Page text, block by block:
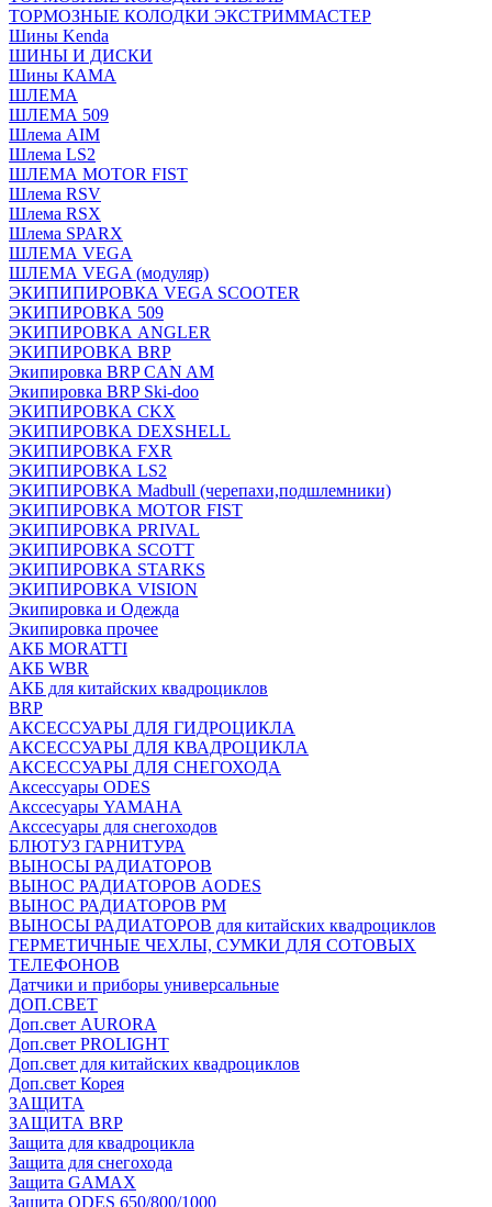
ТОРМОЗНЫЕ КОЛОДКИ ЭКСТРИММАСТЕР
Шины Kenda
ШИНЫ И ДИСКИ
Шины КАМА
ШЛЕМА
ШЛЕМА 509
Шлема AIM
Шлема LS2
ШЛЕМА MOTOR FIST
Шлема RSV
Шлема RSX
Шлема SPARX
ШЛЕМА VEGA
ШЛЕМА VEGA (модуляр)
ЭКИПИПИРОВКА VEGA SCOOTER
ЭКИПИРОВКА 509
ЭКИПИРОВКА ANGLER
ЭКИПИРОВКА BRP
Экипировка BRP CAN AM
Экипировка BRP Ski-doo
ЭКИПИРОВКА CKX
ЭКИПИРОВКА DEXSHELL
ЭКИПИРОВКА FXR
ЭКИПИРОВКА LS2
ЭКИПИРОВКА Madbull (черепахи,подшлемники)
ЭКИПИРОВКА MOTOR FIST
ЭКИПИРОВКА PRIVAL
ЭКИПИРОВКА SCOTT
ЭКИПИРОВКА STARKS
ЭКИПИРОВКА VISION
Экипировка и Одежда
Экипировка прочее
АКБ MORATTI
АКБ WBR
АКБ для китайских квадроциклов
BRP
АКСЕССУАРЫ ДЛЯ ГИДРОЦИКЛА
АКСЕССУАРЫ ДЛЯ КВАДРОЦИКЛА
АКСЕССУАРЫ ДЛЯ СНЕГОХОДА
Аксессуары ODES
Акссесуары YAMAHA
Акссесуары для снегоходов
БЛЮТУЗ ГАРНИТУРА
ВЫНОСЫ РАДИАТОРОВ
ВЫНОС РАДИАТОРОВ AODES
ВЫНОС РАДИАТОРОВ РМ
ВЫНОСЫ РАДИАТОРОВ для китайских квадроциклов
ГЕРМЕТИЧНЫЕ ЧЕХЛЫ, СУМКИ ДЛЯ СОТОВЫХ
ТЕЛЕФОНОВ
Датчики и приборы универсальные
ДОП.СВЕТ
Доп.свет AURORA
Доп.свет PROLIGHT
Доп.свет для китайских квадроциклов
Доп.свет Корея
ЗАЩИТА
ЗАЩИТА BRP
Защита для квадроцикла
Защита для снегохода
Защита GAMAX
Защита ODES 650/800/1000